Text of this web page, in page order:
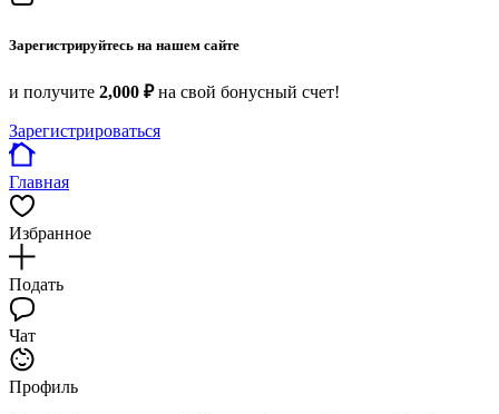
Зарегистрируйтесь на нашем сайте
и получите 2,000 ₽на свой бонусный счет!
Зарегистрироваться
Главная
Избранное
Подать
Чат
Профиль